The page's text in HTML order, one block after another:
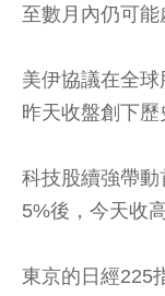
至數月內仍可能
美伊協議在全
昨天收盤創下歷
科技股續強帶
5%後，今天收
東京的日經225